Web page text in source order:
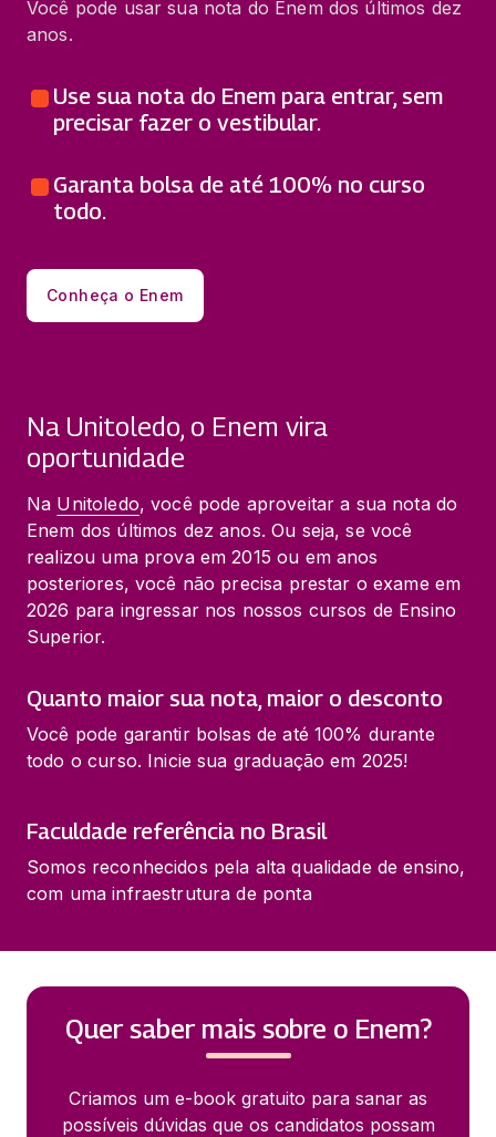
Você pode usar sua nota do Enem dos últimos dez
anos.
Use sua nota do Enem para entrar, sem
precisar fazer o vestibular.
Garanta bolsa de até 100% no curso
todo.
Conheça o Enem
Na Unitoledo, o Enem vira
oportunidade
Na Unitoledo, você pode aproveitar a sua nota do
Enem dos últimos dez anos. Ou seja, se você
realizou uma prova em 2015 ou em anos
posteriores, você não precisa prestar o exame em
2026 para ingressar nos nossos cursos de Ensino
Superior.
Quanto maior sua nota, maior o desconto
Você pode garantir bolsas de até 100% durante
todo o curso. Inicie sua graduação em 2025!
Faculdade referência no Brasil
Somos reconhecidos pela alta qualidade de ensino,
com uma infraestrutura de ponta
Quer saber mais sobre o Enem?
Criamos um e-book gratuito para sanar as
possíveis dúvidas que os candidatos possam